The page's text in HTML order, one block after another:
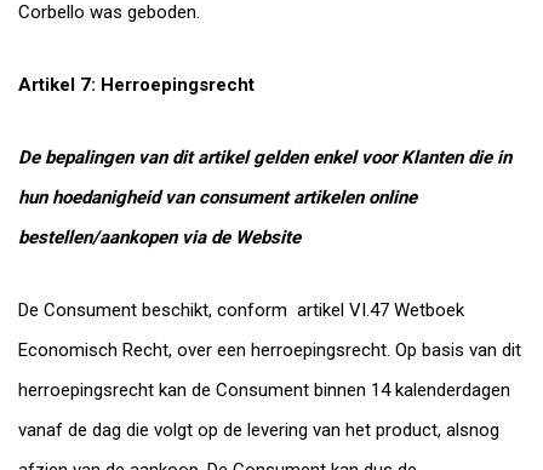
Corbello was geboden.
Artikel 7: Herroepingsrecht
De bepalingen van dit artikel gelden enkel voor Klanten die in
hun hoedanigheid van consument artikelen online
bestellen/aankopen via de Website
De Consument beschikt, conform artikel VI.47 Wetboek
Economisch Recht, over een herroepingsrecht. Op basis van dit
herroepingsrecht kan de Consument binnen 14 kalenderdagen
vanaf de dag die volgt op de levering van het product, alsnog